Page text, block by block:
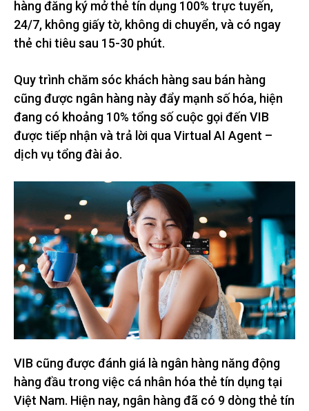
hàng đăng ký mở thẻ tín dụng 100% trực tuyến,
24/7, không giấy tờ, không di chuyển, và có ngay
thẻ chi tiêu sau 15-30 phút.
Quy trình chăm sóc khách hàng sau bán hàng
cũng được ngân hàng này đẩy mạnh số hóa, hiện
đang có khoảng 10% tổng số cuộc gọi đến VIB
được tiếp nhận và trả lời qua Virtual AI Agent –
dịch vụ tổng đài ảo.
VIB cũng được đánh giá là ngân hàng năng động
hàng đầu trong việc cá nhân hóa thẻ tín dụng tại
Việt Nam. Hiện nay, ngân hàng đã có 9 dòng thẻ tín